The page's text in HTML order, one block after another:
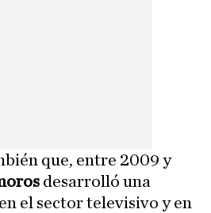
que, entre 2009 y
desarrolló una
el sector televisivo y en